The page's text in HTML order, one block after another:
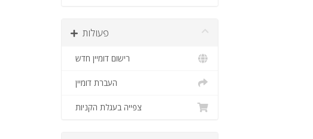
פעולות
רישום דומיין חדש
העברת דומיין
צפייה בעגלת הקניות